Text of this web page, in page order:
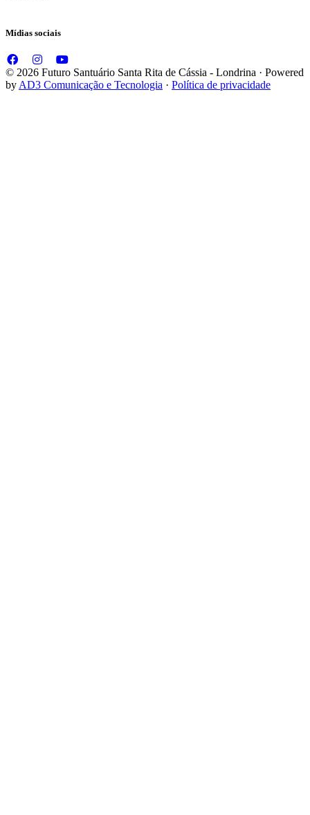
Mídias sociais
© 2026 Futuro Santuário Santa Rita de Cássia - Londrina · Powered
by AD3 Comunicação e Tecnologia · Política de privacidade